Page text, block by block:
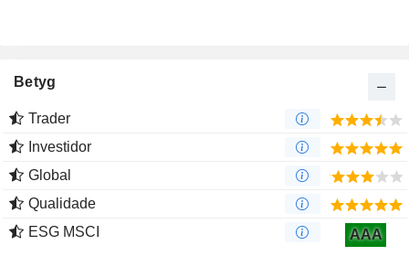
Betyg
Trader
Investidor
Global
Qualidade
ESG MSCI
AAA